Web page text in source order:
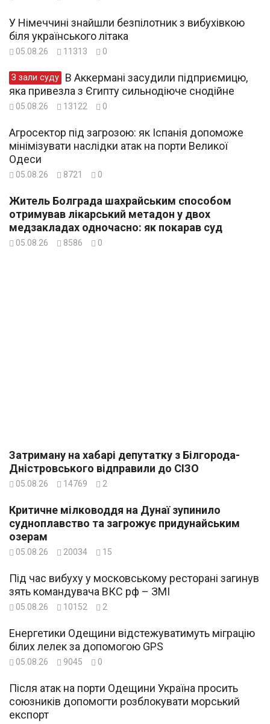
У Німеччині знайшли безпілотник з вибухівкою
біля українського літака
05.08.26 11313 0
З зали суду
яка привезла з Єгипту сильнодіюче снодійне
05.08.26 13122 0
Агросектор під загрозою: як Іспанія допоможе
мінімізувати наслідки атак на порти Великої
Одеси
05.08.26 8721 0
Житель Болграда шахрайським способом
отримував лікарський метадон у двох
медзакладах одночасно: як покарав суд
05.08.26 8586 0
Затриману на хабарі депутатку з Білгорода-
Дністровського відправили до СІЗО
05.08.26 14769 2
Критичне мілководдя на Дунаї зупинило
судноплавство та загрожує придунайським
озерам
05.08.26 20034 15
Під час вибуху у московському ресторані загинув
зять командувача ВКС рф – ЗМІ
05.08.26 10152 2
Енергетики Одещини відстежуватимуть міграцію
білих лелек за допомогою GPS
05.08.26 9045 0
Після атак на порти Одещини Україна просить
союзників допомогти розблокувати морський
експорт